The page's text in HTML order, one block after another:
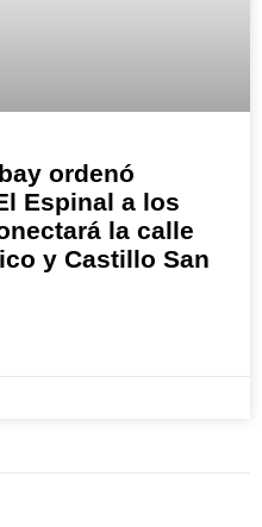
ordenó
Espinal a los
la calle
y Castillo San